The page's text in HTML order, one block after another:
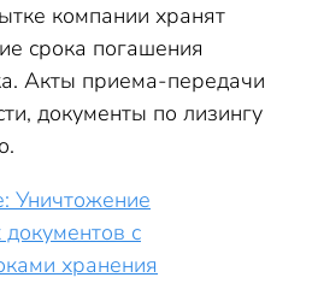
компании хранят
срока погашения
Акты приема-передачи
документы по лизингу
Уничтожение
документов с
хранения